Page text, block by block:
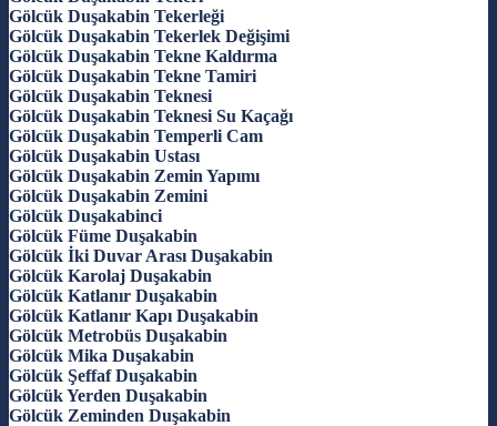
Gölcük Duşakabin Tekerleği
Gölcük Duşakabin Tekerlek Değişimi
Gölcük Duşakabin Tekne Kaldırma
Gölcük Duşakabin Tekne Tamiri
Gölcük Duşakabin Teknesi
Gölcük Duşakabin Teknesi Su Kaçağı
Gölcük Duşakabin Temperli Cam
Gölcük Duşakabin Ustası
Gölcük Duşakabin Zemin Yapımı
Gölcük Duşakabin Zemini
Gölcük Duşakabinci
Gölcük Füme Duşakabin
Gölcük İki Duvar Arası Duşakabin
Gölcük Karolaj Duşakabin
Gölcük Katlanır Duşakabin
Gölcük Katlanır Kapı Duşakabin
Gölcük Metrobüs Duşakabin
Gölcük Mika Duşakabin
Gölcük Şeffaf Duşakabin
Gölcük Yerden Duşakabin
Gölcük Zeminden Duşakabin